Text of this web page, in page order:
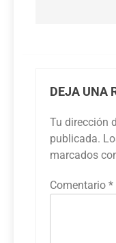
DEJA UNA
Tu dirección
publicada.
marcados
Comentario *